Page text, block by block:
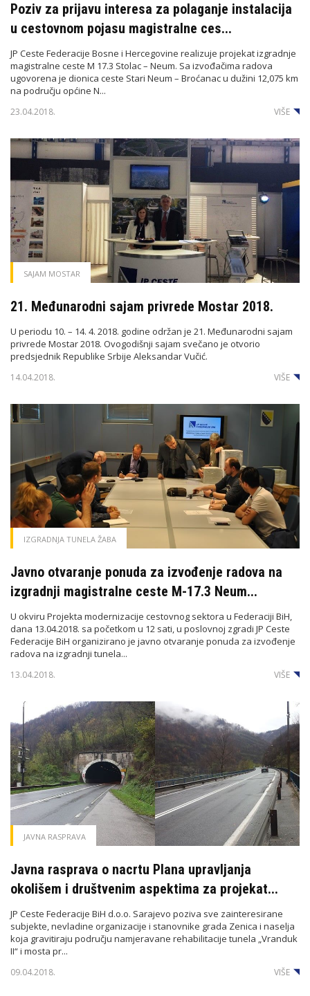
Poziv za prijavu interesa za polaganje instalacija
u cestovnom pojasu magistralne ces...
JP Ceste Federacije Bosne i Hercegovine realizuje projekat izgradnje
magistralne ceste M 17.3 Stolac – Neum. Sa izvođačima radova
ugovorena je dionica ceste Stari Neum – Broćanac u dužini 12,075 km
na području općine N...
23.04.2018. VIŠE
SAJAM MOSTAR
21. Međunarodni sajam privrede Mostar 2018.
U periodu 10. – 14. 4. 2018. godine održan je 21. Međunarodni sajam
privrede Mostar 2018. Ovogodišnji sajam svečano je otvorio
predsjednik Republike Srbije Aleksandar Vučić.
14.04.2018. VIŠE
IZGRADNJA TUNELA ŽABA
Javno otvaranje ponuda za izvođenje radova na
izgradnji magistralne ceste M-17.3 Neum...
U okviru Projekta modernizacije cestovnog sektora u Federaciji BiH,
dana 13.04.2018. sa početkom u 12 sati, u poslovnoj zgradi JP Ceste
Federacije BiH organizirano je javno otvaranje ponuda za izvođenje
radova na izgradnji tunela...
13.04.2018. VIŠE
JAVNA RASPRAVA
Javna rasprava o nacrtu Plana upravljanja
okolišem i društvenim aspektima za projekat...
JP Ceste Federacije BiH d.o.o. Sarajevo poziva sve zainteresirane
subjekte, nevladine organizacije i stanovnike grada Zenica i naselja
koja gravitiraju području namjeravane rehabilitacije tunela „Vranduk
II“ i mosta pr...
09.04.2018. VIŠE